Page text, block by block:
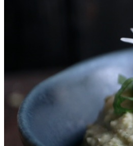
Uld
OPSKRIFTER
Madbrød
Rugbrød
Kiks & knækbrød